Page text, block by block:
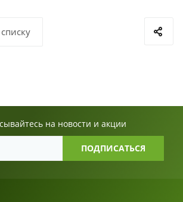
на новости и акции